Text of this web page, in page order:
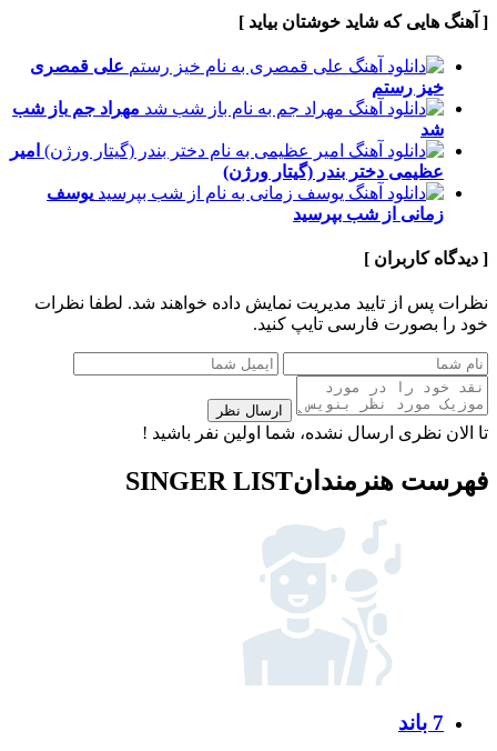
[ آهنگ هایی که شاید خوشتان بیاید ]
علی قمصری
خیز رستم
مهراد جم باز شب
شد
امیر
عظیمی دختر بندر (گیتار ورژن)
یوسف
زمانی از شب بپرسید
[ دیدگاه کاربران ]
نظرات پس از تایید مدیریت نمایش داده خواهند شد. لطفا نظرات
خود را بصورت فارسی تایپ کنید.
ارسال نظر
تا الان نظری ارسال نشده، شما اولین نفر باشید !
فهرست هنرمندانSINGER LIST
7 باند